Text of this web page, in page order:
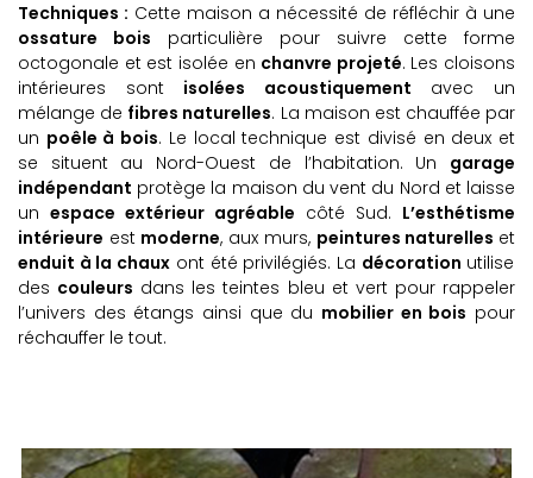
Techniques : Cette maison a nécessité de réfléchir à une
ossature bois particulière pour suivre cette forme
octogonale et est isolée en chanvre projeté. Les cloisons
intérieures sont isolées acoustiquement avec un
mélange de fibres naturelles. La maison est chauffée par
un poêle à bois. Le local technique est divisé en deux et
se situent au Nord-Ouest de l’habitation. Un garage
indépendant protège la maison du vent du Nord et laisse
un espace extérieur agréable côté Sud. L’esthétisme
intérieure est moderne, aux murs, peintures naturelles et
enduit à la chaux ont été privilégiés. La décoration utilise
des couleurs dans les teintes bleu et vert pour rappeler
l’univers des étangs ainsi que du mobilier en bois pour
réchauffer le tout.